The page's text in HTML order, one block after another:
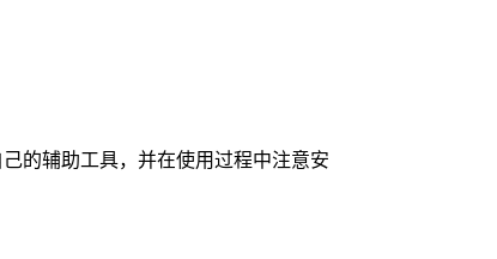
的辅助工具，并在使用过程中注意安